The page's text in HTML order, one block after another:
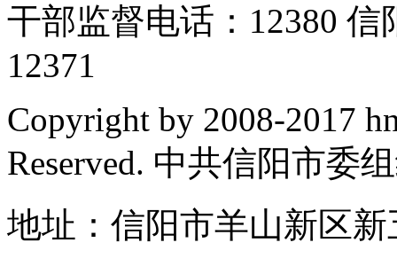
干部监督电话：12380
12371
Copyright by 2008-2017
Reserved. 中共信阳市委
地址：信阳市羊山新区